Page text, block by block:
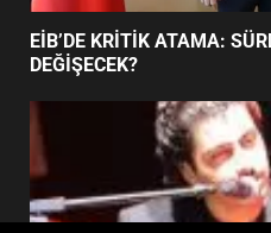
YENİ
EİB’DE KRİTİK ATAMA:
DEĞİŞECEK?